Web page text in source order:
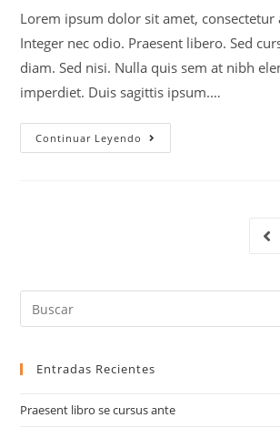
la
entrada:
Lorem ipsum dolor sit amet, consectetur
Integer nec odio. Praesent libero. Sed
diam. Sed nisi. Nulla quis sem at nibh
imperdiet. Duis sagittis ipsum.…
Continuar Leyendo Velusce
Suscipit
Ir
Buscar
en
webEntradas Recientes
Praesent libro se cursus ante